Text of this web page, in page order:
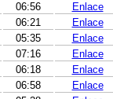
06:56 Enlace
06:21 Enlace
05:35 Enlace
07:16 Enlace
06:18 Enlace
06:58 Enlace